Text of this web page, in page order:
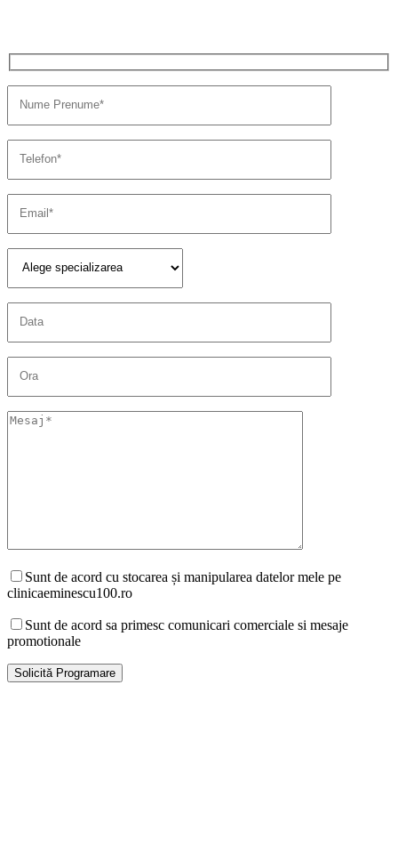
Sunt de acord cu stocarea și manipularea datelor mele pe
clinicaeminescu100.ro
Sunt de acord sa primesc comunicari comerciale si mesaje
promotionale